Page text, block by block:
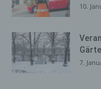
10.
7.
auszuliefern, (2) die
die Werbung für
Funktionsfähigkeit
Systeme und der
gewährleisten
im Falle eines